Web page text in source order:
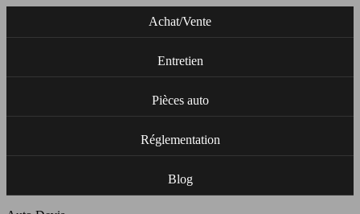
Achat/Vente
Entretien
Pièces auto
Réglementation
Blog